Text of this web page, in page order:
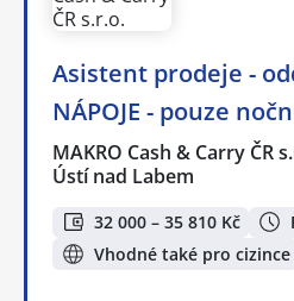
Asistent prodeje -
NÁPOJE - pouze
MAKRO Cash & Carry ČR
Ústí nad Labem
32 000 – 35 810 Kč
Vhodné také pro cizince